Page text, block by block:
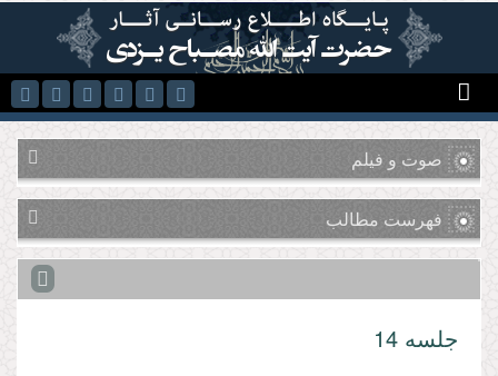
رفتن به محتوای اصلی
صوت و فیلم
فهرست مطالب
جلسه 14